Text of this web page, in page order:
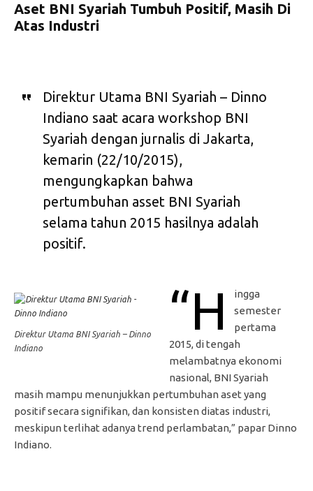
Aset BNI Syariah Tumbuh Positif, Masih Di
Atas Industri
Direktur Utama BNI Syariah – Dinno
Indiano saat acara workshop BNI
Syariah dengan jurnalis di Jakarta,
kemarin (22/10/2015),
mengungkapkan bahwa
pertumbuhan asset BNI Syariah
selama tahun 2015 hasilnya adalah
positif.
Direktur Utama BNI Syariah – Dinno
Indiano
“H
ingga
semester
pertama
2015, di tengah
melambatnya ekonomi
nasional, BNI Syariah
masih mampu menunjukkan pertumbuhan aset yang
positif secara signifikan, dan konsisten diatas industri,
meskipun terlihat adanya trend perlambatan,” papar Dinno
Indiano.